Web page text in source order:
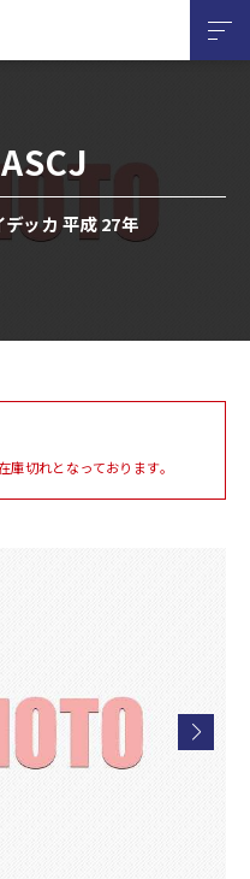
ッカ 平成 27年
切れとなっております。